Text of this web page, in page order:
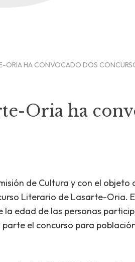
ORIA HA CONVOCADO DOS
Oria ha
de Cultura y con el objeto
Literario de Lasarte-Oria.
edad de las personas
el concurso para